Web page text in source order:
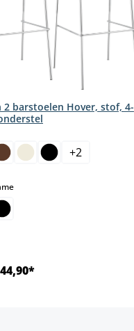
2 barstoelen Hover, stof, 4-
+2
select